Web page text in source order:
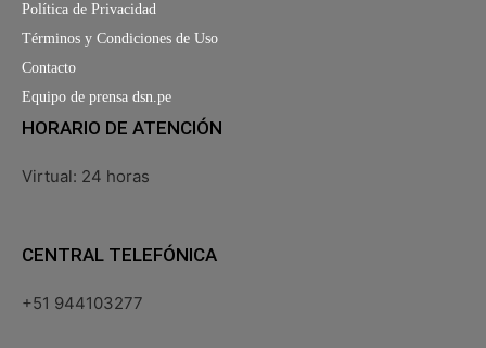
Política de Privacidad
Términos y Condiciones de Uso
Contacto
Equipo de prensa dsn.pe
HORARIO DE ATENCIÓN
Virtual: 24 horas
CENTRAL TELEFÓNICA
+51 944103277